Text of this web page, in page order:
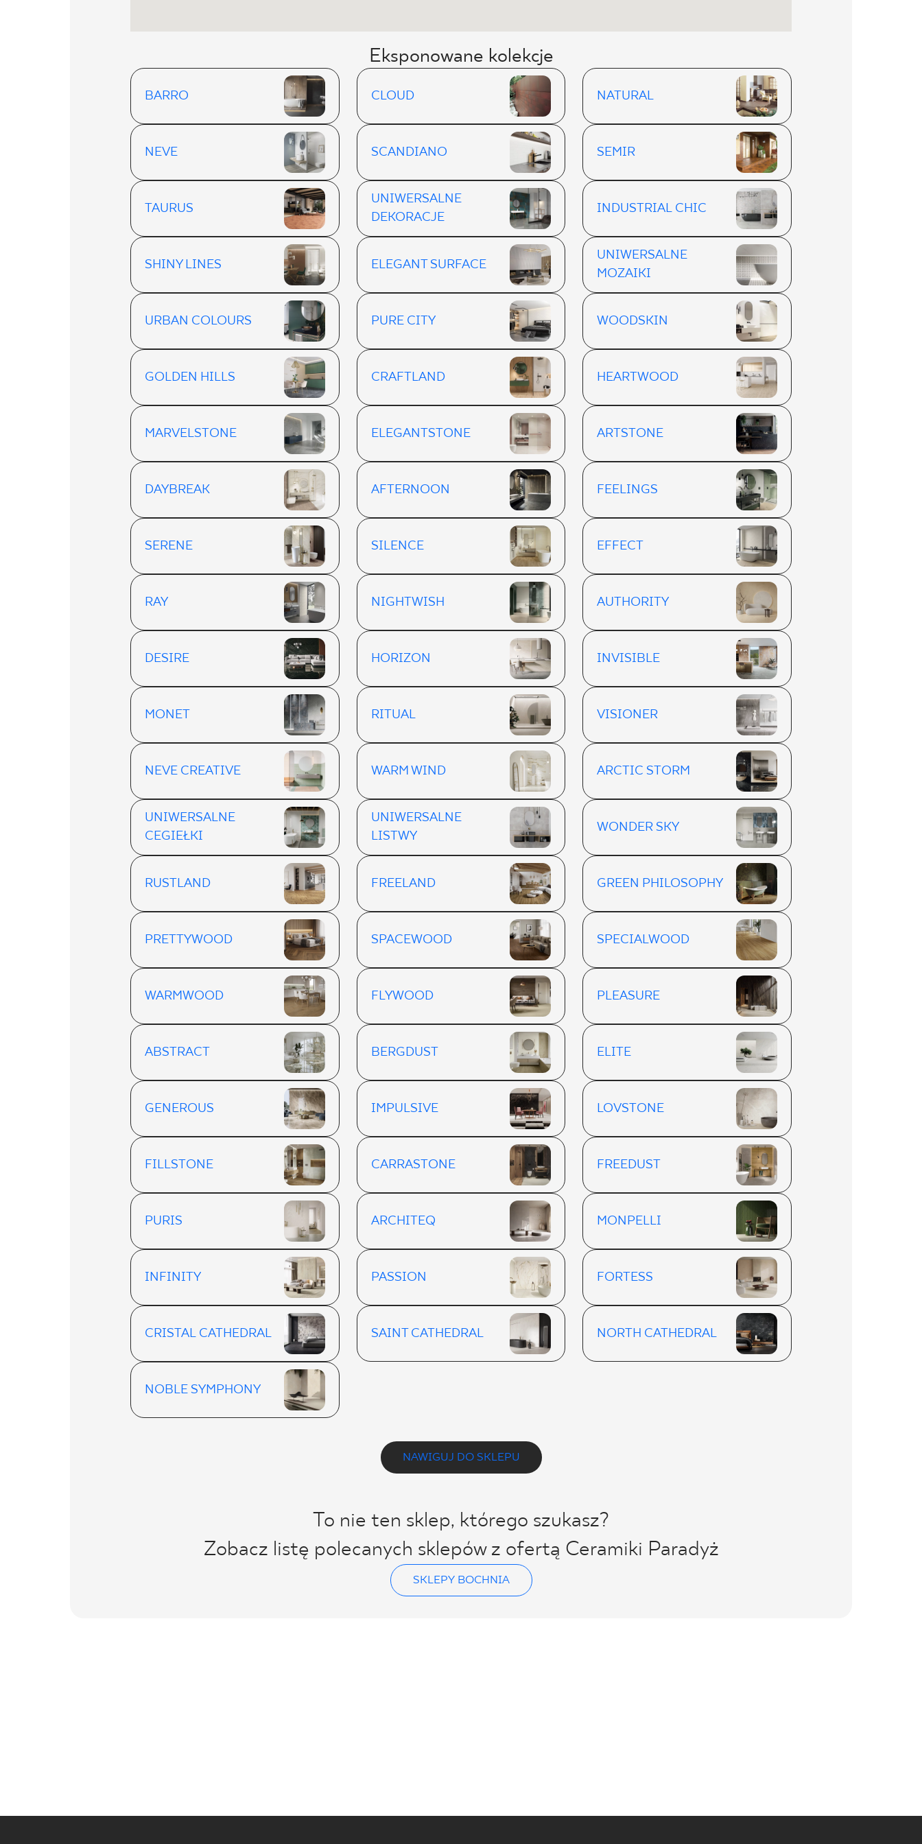
Eksponowane kolekcje
BARRO CLOUD NATURAL
NEVE SCANDIANO SEMIR
TAURUS
UNIWERSALNE
DEKORACJE
INDUSTRIAL CHIC
SHINY LINES ELEGANT SURFACE
UNIWERSALNE
MOZAIKI
URBAN COLOURS PURE CITY WOODSKIN
GOLDEN HILLS CRAFTLAND HEARTWOOD
MARVELSTONE ELEGANTSTONE ARTSTONE
DAYBREAK AFTERNOON FEELINGS
SERENE SILENCE EFFECT
RAY NIGHTWISH AUTHORITY
DESIRE HORIZON INVISIBLE
MONET RITUAL VISIONER
NEVE CREATIVE WARM WIND ARCTIC STORM
UNIWERSALNE
CEGIEŁKI
UNIWERSALNE
LISTWY
WONDER SKY
RUSTLAND FREELAND GREEN PHILOSOPHY
PRETTYWOOD SPACEWOOD SPECIALWOOD
WARMWOOD FLYWOOD PLEASURE
ABSTRACT BERGDUST ELITE
GENEROUS IMPULSIVE LOVSTONE
FILLSTONE CARRASTONE FREEDUST
PURIS ARCHITEQ MONPELLI
INFINITY PASSION FORTESS
CRISTAL CATHEDRAL SAINT CATHEDRAL NORTH CATHEDRAL
NOBLE SYMPHONY
NAWIGUJ DO SKLEPU
To nie ten sklep, którego szukasz?
Zobacz listę polecanych sklepów z ofertą Ceramiki Paradyż
SKLEPY BOCHNIA